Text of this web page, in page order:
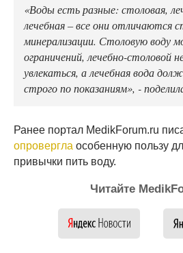
«Воды есть разные: столовая,
лечебная – все они отличаются
минерализации. Столовую воду
ограничений, лечебно-столовой
увлекаться, а лечебная вода
строго по показаниям», -
Ранее портал MedikForum.ru
опровергла особенную пользу
привычки пить воду.
Читайте